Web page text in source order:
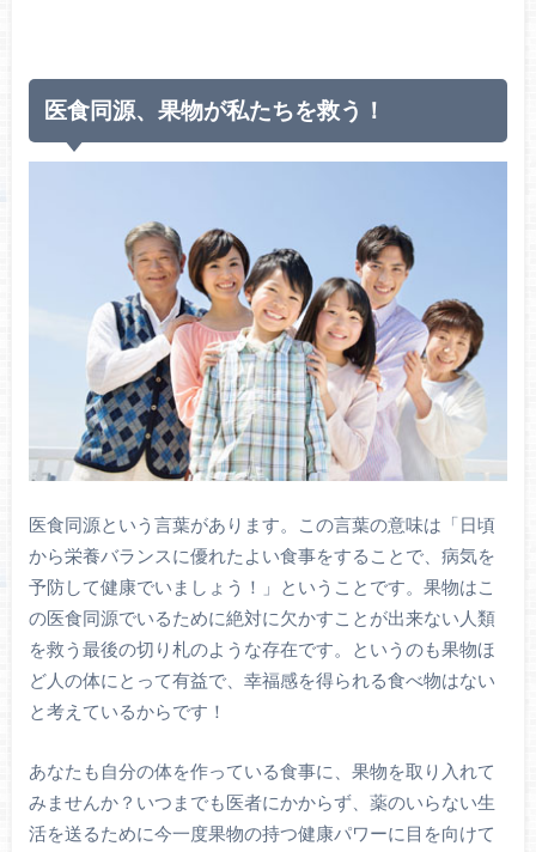
医食同源、果物が私たちを救う！
医食同源という言葉があります。この言葉の意味は「日頃
から栄養バランスに優れたよい食事をすることで、病気を
予防して健康でいましょう！」ということです。果物はこ
の医食同源でいるために絶対に欠かすことが出来ない人類
を救う最後の切り札のような存在です。というのも果物ほ
ど人の体にとって有益で、幸福感を得られる食べ物はない
と考えているからです！
あなたも自分の体を作っている食事に、果物を取り入れて
みませんか？いつまでも医者にかからず、薬のいらない生
活を送るために今一度果物の持つ健康パワーに目を向けて